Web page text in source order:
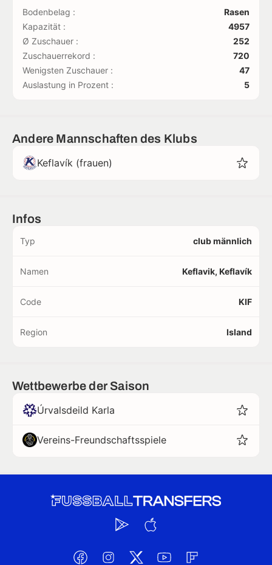
Bodenbelag :
Rasen
Kapazität :
4957
Ø Zuschauer :
252
Zuschauerrekord :
720
Wenigsten Zuschauer :
47
Auslastung in Prozent :
5
Andere Mannschaften des Klubs
Keflavík (frauen)
Infos
Typ club männlich
Namen Keflavik, Keflavík
Code KIF
Region Island
Wettbewerbe der Saison
Úrvalsdeild Karla
Vereins-Freundschaftsspiele